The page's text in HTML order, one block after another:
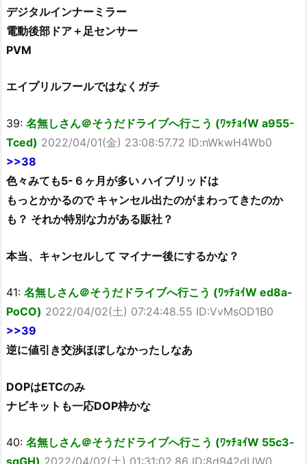
デジタルインナーミラー
電動後部ドア＋足センサー
PVM
エイプリルフールではなくガチ
39: 名無しさん＠そうだドライブへ行こう (ﾜｯﾁｮｲW a955-
Tced) 2022/04/01(金) 23:08:57.72 ID:nWkwH4Wb0
>>38
色々みても5-６ヶ月が多い ハイブリッドは
もっとかかるので キャンセル出たのがまわってきたのか
も？ それか特別な力がある販社？
本当、キャンセルして マイナー後にするかな？
41: 名無しさん＠そうだドライブへ行こう (ﾜｯﾁｮｲW ed8a-
PoCO) 2022/04/02(土) 07:24:48.55 ID:VvMsOD1B0
>>39
逆に値引き交渉ほぼしなかったしなあ
DOPはETCのみ
ナビキットも一応DOP枠かな
40: 名無しさん＠そうだドライブへ行こう (ﾜｯﾁｮｲW 55c3-